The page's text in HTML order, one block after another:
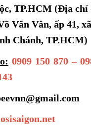
TP.HCM (Địa chỉ
Văn Vân, ấp 41,
Chánh, TP.HCM)
0909 150 870 –